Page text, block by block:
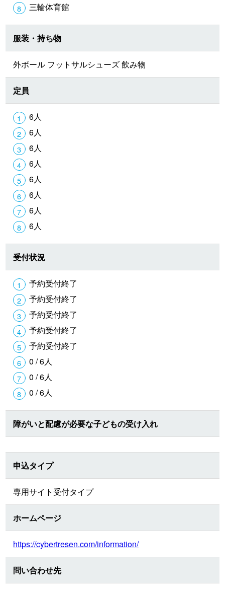
三輪体育館
服装・持ち物
外ボール フットサルシューズ 飲み物
定員
6人
6人
6人
6人
6人
6人
6人
6人
受付状況
予約受付終了
予約受付終了
予約受付終了
予約受付終了
予約受付終了
0 / 6人
0 / 6人
0 / 6人
障がいと配慮が必要な子どもの受け入れ
申込タイプ
専用サイト受付タイプ
ホームページ
https://cybertresen.com/information/
問い合わせ先